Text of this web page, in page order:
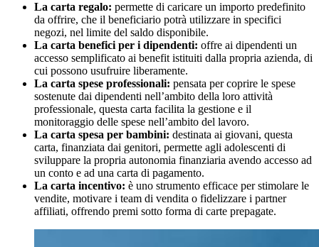
La carta regalo: permette di caricare un importo predefinito
da offrire, che il beneficiario potrà utilizzare in specifici
negozi, nel limite del saldo disponibile.
La carta benefici per i dipendenti: offre ai dipendenti un
accesso semplificato ai benefit istituiti dalla propria azienda, di
cui possono usufruire liberamente.
La carta spese professionali: pensata per coprire le spese
sostenute dai dipendenti nell’ambito della loro attività
professionale, questa carta facilita la gestione e il
monitoraggio delle spese nell’ambito del lavoro.
La carta spesa per bambini: destinata ai giovani, questa
carta, finanziata dai genitori, permette agli adolescenti di
sviluppare la propria autonomia finanziaria avendo accesso ad
un conto e ad una carta di pagamento.
La carta incentivo: è uno strumento efficace per stimolare le
vendite, motivare i team di vendita o fidelizzare i partner
affiliati, offrendo premi sotto forma di carte prepagate.